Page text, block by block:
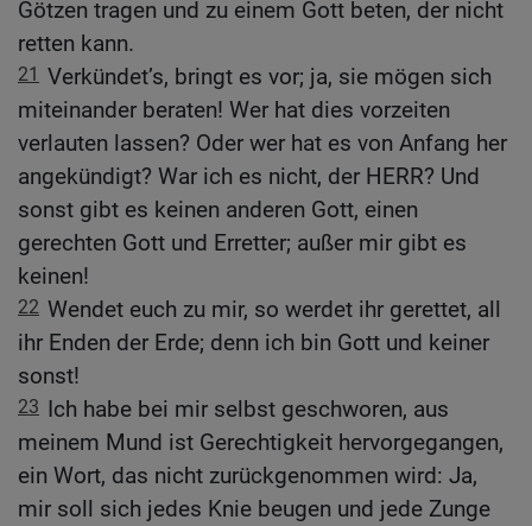
Götzen tragen und zu einem Gott beten, der nicht
retten kann.
21 Verkündet’s, bringt es vor; ja, sie mögen sich
miteinander beraten! Wer hat dies vorzeiten
verlauten lassen? Oder wer hat es von Anfang her
angekündigt? War ich es nicht, der HERR? Und
sonst gibt es keinen anderen Gott, einen
gerechten Gott und Erretter; außer mir gibt es
keinen!
22 Wendet euch zu mir, so werdet ihr gerettet, all
ihr Enden der Erde; denn ich bin Gott und keiner
sonst!
23 Ich habe bei mir selbst geschworen, aus
meinem Mund ist Gerechtigkeit hervorgegangen,
ein Wort, das nicht zurückgenommen wird: Ja,
mir soll sich jedes Knie beugen und jede Zunge